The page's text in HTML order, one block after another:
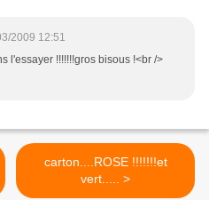
2009 12:51
l'essayer !!!!!!!gros bisous !<br />
carton....ROSE !!!!!!!et
vert..... >